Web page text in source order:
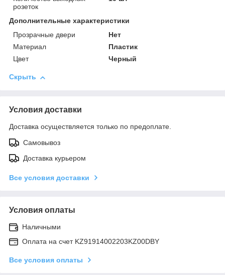
розеток
Дополнительные характеристики
Прозрачные двери
Нет
Материал
Пластик
Цвет
Черный
Скрыть
Условия доставки
Доставка осуществляется только по предоплате.
Самовывоз
Доставка курьером
Все условия доставки
Условия оплаты
Наличными
Оплата на счет KZ91914002203KZ00DBY
Все условия оплаты